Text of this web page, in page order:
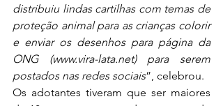
distribuiu lindas cartilhas com temas de
proteção animal para as crianças colorir
e enviar os desenhos para página da
ONG (www.vira-lata.net) para serem
postados nas redes sociais”, celebrou.
Os adotantes tiveram que ser maiores